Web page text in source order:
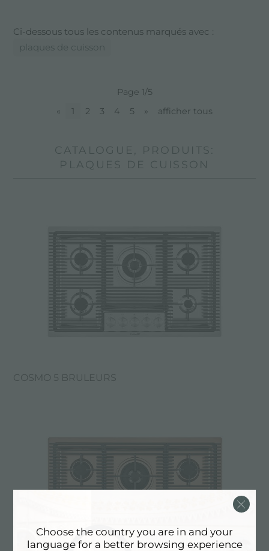
Ci-dessous tous les contenus marqués avec :
plaques de cuisson
Page 1/5
«
1 2 3 4 5 » afficher tous
CATALOGUE, PRODUITS:
PLAQUES DE CUISSON
COSMO 5 BRULEURS
Choose the country you are in and your
language for a better browsing experience